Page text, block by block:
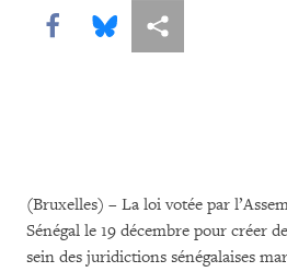
Share this via Facebook
Share this via Bluesky
Share this via
(Bruxelles) – La loi votée par
Sénégal le 19 décembre pour créer
sein des juridictions sénégalaises